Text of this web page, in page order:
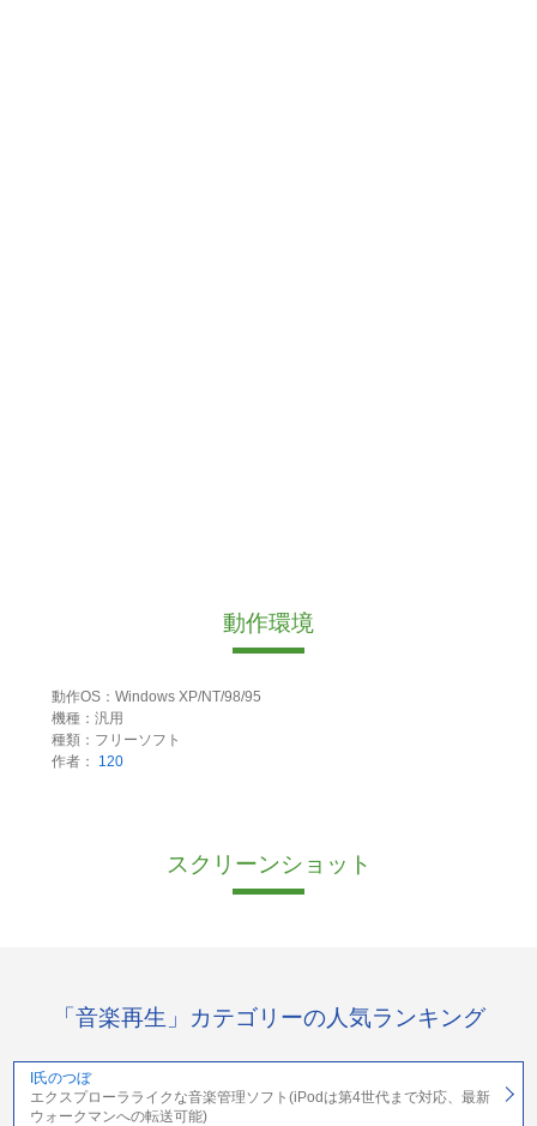
動作環境
動作OS：Windows XP/NT/98/95
機種：汎用
種類：フリーソフト
作者：
120
スクリーンショット
「音楽再生」カテゴリーの人気ランキング
I氏のつぼ
エクスプローラライクな音楽管理ソフト(iPodは第4世代まで対応、最新
ウォークマンへの転送可能)